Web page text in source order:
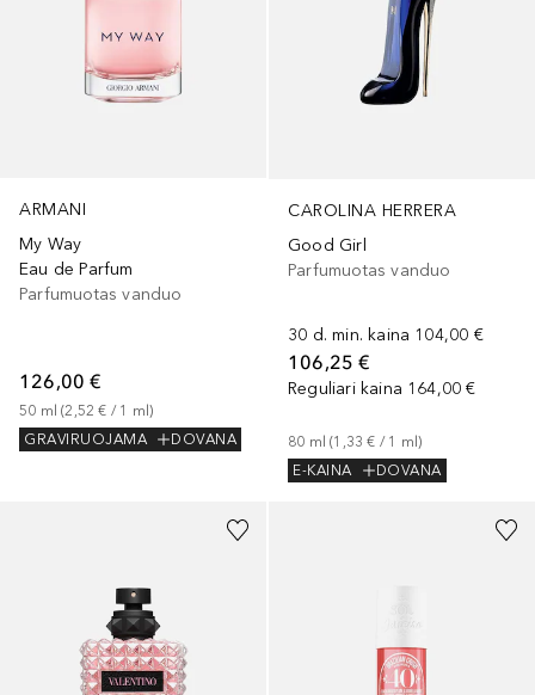
ARMANI
My Way
Eau de Parfum
Parfumuotas vanduo
126,00 €
50 ml (2,52 € / 1 ml)
GRAVIRUOJAMA
DOVANA
CAROLINA HERRERA
Good Girl
Parfumuotas vanduo
30 d. min. kaina 104,00 €
106,25 €
Reguliari kaina 164,00 €
80 ml (1,33 € / 1 ml)
E-KAINA
DOVANA